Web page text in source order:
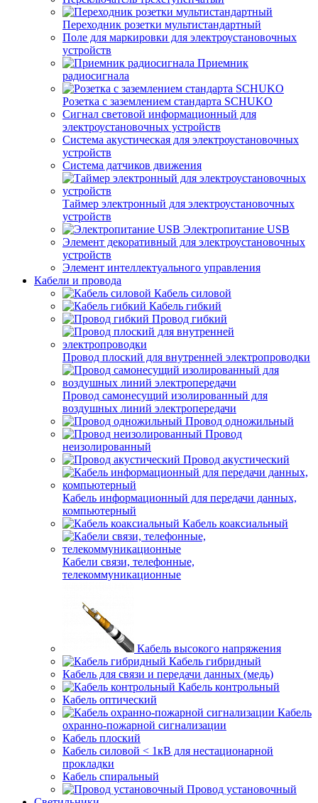
Переходник розетки мультистандартный
Поле для маркировки для электроустановочных
устройств
Приемник
радиосигнала
Розетка с заземлением стандарта SCHUKO
Сигнал световой информационный для
электроустановочных устройств
Система акустическая для электроустановочных
устройств
Система датчиков движения
Таймер электронный для электроустановочных
устройств
Электропитание USB
Элемент декоративный для электроустановочных
устройств
Элемент интеллектуального управления
Кабели и провода
Кабель силовой
Кабель гибкий
Провод гибкий
Провод плоский для внутренней электропроводки
Провод самонесущий изолированный для
воздушных линий электропередачи
Провод одножильный
Провод
неизолированный
Провод акустический
Кабель информационный для передачи данных,
компьютерный
Кабель коаксиальный
Кабели связи, телефонные,
телекоммуникационные
Кабель высокого напряжения
Кабель гибридный
Кабель для связи и передачи данных (медь)
Кабель контрольный
Кабель оптический
Кабель
охранно-пожарной сигнализации
Кабель плоский
Кабель силовой < 1кВ для нестационарной
прокладки
Кабель спиральный
Провод установочный